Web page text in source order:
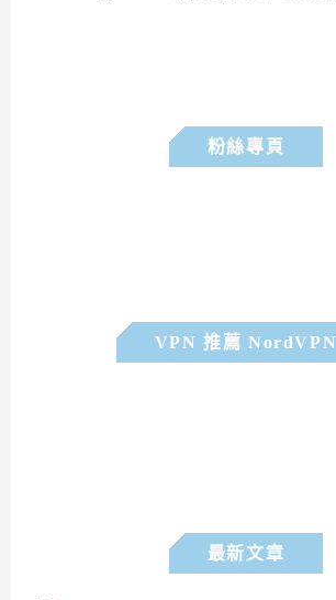
粉絲專頁
VPN 推薦 NordVPN
最新文章